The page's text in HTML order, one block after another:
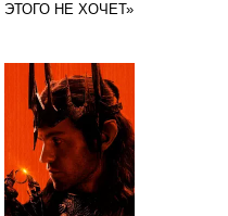
ЭТОГО НЕ ХОЧЕТ»